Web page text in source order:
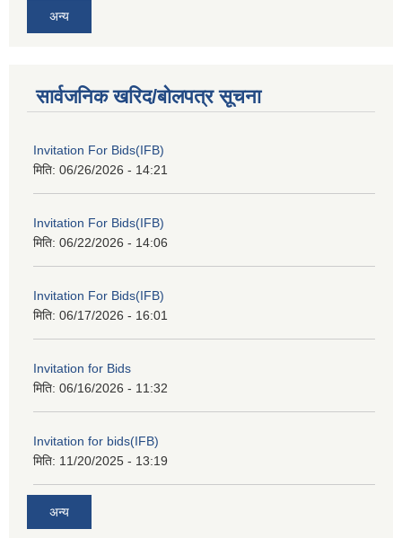
अन्य
सार्वजनिक खरिद/बोलपत्र सूचना
Invitation For Bids(IFB)
मिति: 06/26/2026 - 14:21
Invitation For Bids(IFB)
मिति: 06/22/2026 - 14:06
Invitation For Bids(IFB)
मिति: 06/17/2026 - 16:01
Invitation for Bids
मिति: 06/16/2026 - 11:32
Invitation for bids(IFB)
मिति: 11/20/2025 - 13:19
अन्य